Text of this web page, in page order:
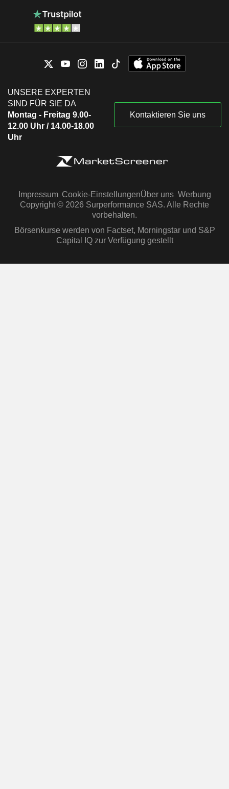
UNSERE EXPERTEN
SIND FÜR SIE DA
Montag - Freitag 9.00-
12.00 Uhr / 14.00-18.00
Uhr
Kontaktieren Sie uns
Impressum Cookie-EinstellungenÜber uns Werbung
Copyright © 2026 Surperformance SAS. Alle Rechte
vorbehalten.
Börsenkurse werden von Factset, Morningstar und S&P
Capital IQ zur Verfügung gestellt